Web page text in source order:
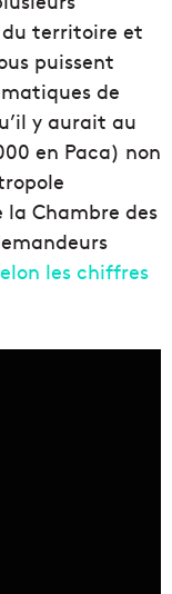
du territoire et
puissent
de
y aurait au
en Paca) non
la Chambre des
les chiffres